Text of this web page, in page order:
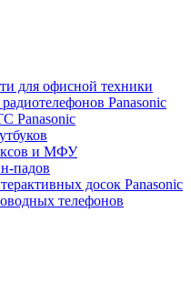
для офисной техники
Panasonic
Panasonic
и МФУ
падов
досок Panasonic
телефонов